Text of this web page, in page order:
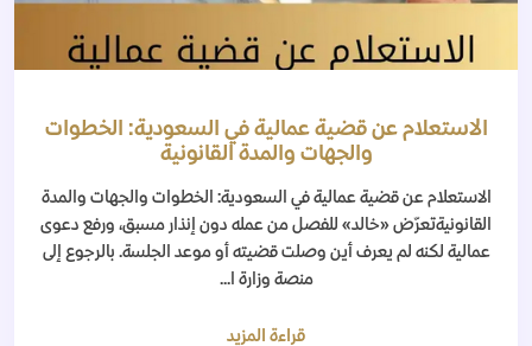
الاستعلام عن قضية عمالية في السعودية: الخطوات
والجهات والمدة القانونية
الاستعلام عن قضية عمالية في السعودية: الخطوات والجهات والمدة
القانونيةتعرّض «خالد» للفصل من عمله دون إنذار مسبق، ورفع دعوى
عمالية لكنه لم يعرف أين وصلت قضيته أو موعد الجلسة. بالرجوع إلى
منصة وزارة ا...
قراءة المزيد